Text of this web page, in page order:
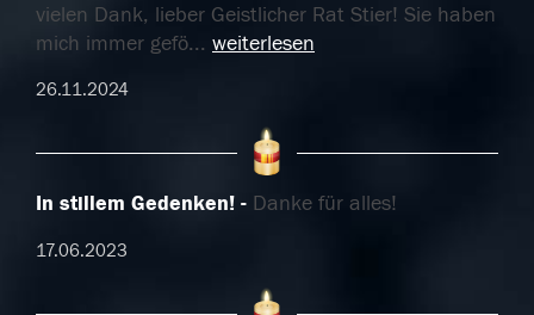
vielen Dank, lieber Geistlicher Rat Stier! Sie haben
mich immer gefö... weiterlesen
26.11.2024
In stillem Gedenken! Danke für alles!
17.06.2023